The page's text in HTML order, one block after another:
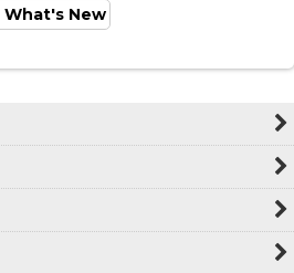
What's New